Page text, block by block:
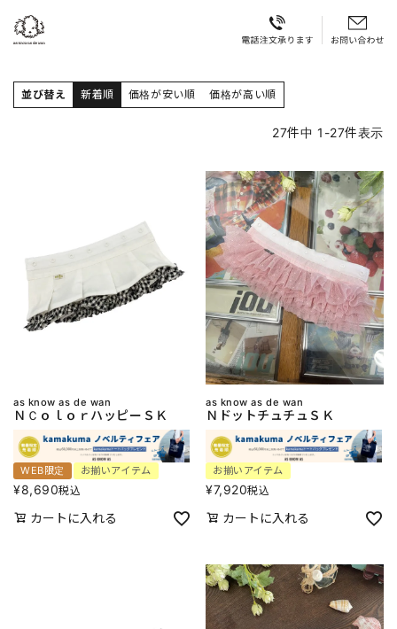
並び替え 新着順 価格が安い順 価格が高い順
27件中 1 -27件表示
as know as de wan
ＮＣｏｌｏｒハッピーＳＫ
WEB限定 お揃いアイテム
¥8,690税込
カートに入れる
as know as de wan
ＮドットチュチュＳＫ
お揃いアイテム
¥7,920税込
カートに入れる